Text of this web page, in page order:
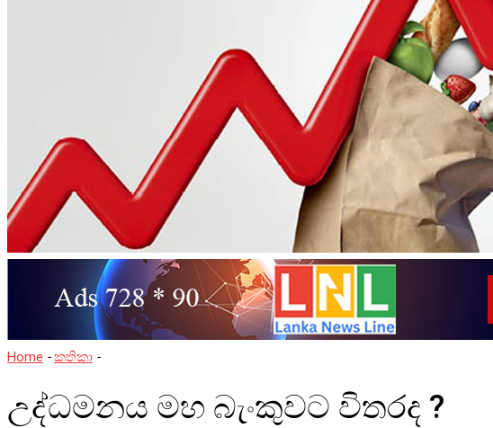
Home -කතිකා -
උද්ධමනය මහ බැංකුවට විතරද ?